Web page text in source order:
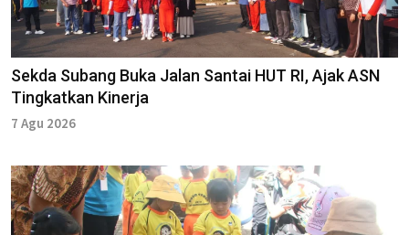
Sekda Subang Buka Jalan Santai HUT RI, Ajak ASN
Tingkatkan Kinerja
7 Agu 2026